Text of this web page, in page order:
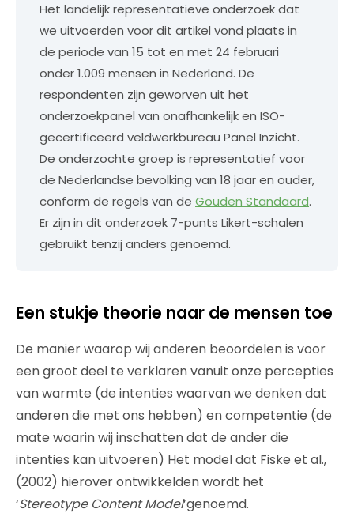
Het landelijk representatieve onderzoek dat
we uitvoerden voor dit artikel vond plaats in
de periode van 15 tot en met 24 februari
onder 1.009 mensen in Nederland. De
respondenten zijn geworven uit het
onderzoekpanel van onafhankelijk en ISO-
gecertificeerd veldwerkbureau Panel Inzicht.
De onderzochte groep is representatief voor
de Nederlandse bevolking van 18 jaar en ouder,
conform de regels van de Gouden Standaard.
Er zijn in dit onderzoek 7-punts Likert-schalen
gebruikt tenzij anders genoemd.
Een stukje theorie naar de mensen toe
De manier waarop wij anderen beoordelen is voor
een groot deel te verklaren vanuit onze percepties
van warmte (de intenties waarvan we denken dat
anderen die met ons hebben) en competentie (de
mate waarin wij inschatten dat de ander die
intenties kan uitvoeren) Het model dat Fiske et al.,
(2002) hierover ontwikkelden wordt het
‘Stereotype Content Model’genoemd.